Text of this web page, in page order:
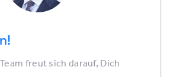
freut sich darauf, Dich